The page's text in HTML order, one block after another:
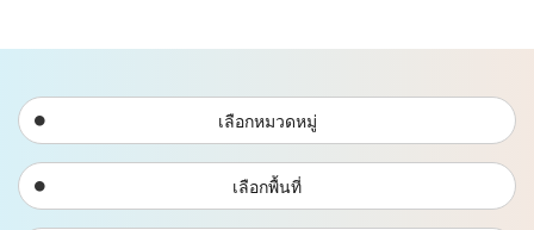
เลือกหมวดหมู่
เลือกพื้นที่